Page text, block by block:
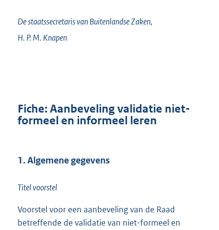
De staatssecretaris van Buitenlandse Zaken,
H. P. M. Knapen
Fiche: Aanbeveling validatie niet-
formeel en informeel leren
1. Algemene gegevens
Titel voorstel
Voorstel voor een aanbeveling van de Raad
betreffende de validatie van niet-formeel en